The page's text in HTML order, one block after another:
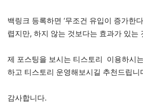
백링크 등록하면 ‘무조건 유입이 증가한
렵지만, 하지 않는 것보다는 효과가 있는
제 포스팅을 보시는 티스토리 이용하시
하고 티스토리 운영해보시길 추천드립니
감사합니다.